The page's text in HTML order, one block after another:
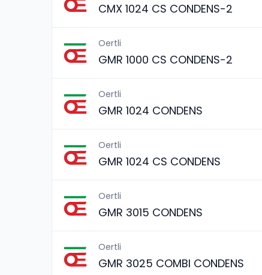
CMX 1024 CS CONDENS-2
Oertli
GMR 1000 CS CONDENS-2
Oertli
GMR 1024 CONDENS
Oertli
GMR 1024 CS CONDENS
Oertli
GMR 3015 CONDENS
Oertli
GMR 3025 COMBI CONDENS